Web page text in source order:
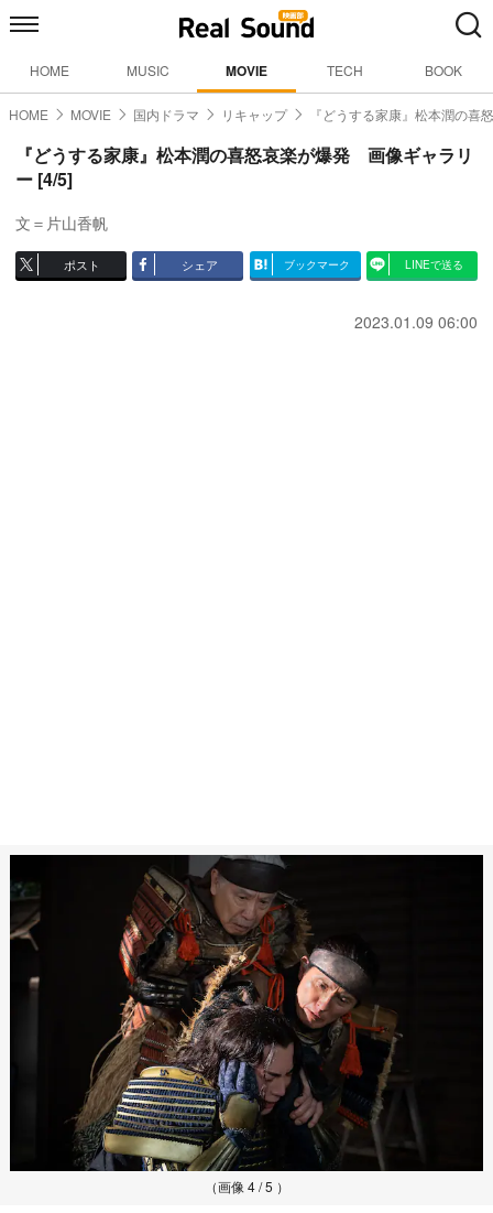
HOME MUSIC MOVIE TECH BOOK
HOME MOVIE 国内ドラマ リキャップ 『どうする家康』松本潤の喜
『どうする家康』松本潤の喜怒哀楽が爆発 画像ギャラリ
ー [4/5]
文＝片山香帆
ポスト シェア ブックマーク LINEで送る
2023.01.09 06:00
（画像 4 / 5 ）